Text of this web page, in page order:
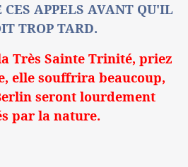
APPELS AVANT QU'IL
TROP TARD.
Très Sainte Trinité, priez
elle souffrira beaucoup,
seront lourdement
par la nature.